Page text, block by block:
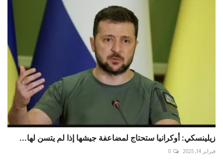
زيلينسكي: أوكرانيا ستحتاج لمضاعفة جيشها إذا لم يتسن لها...
فبراير 14, 2025 0